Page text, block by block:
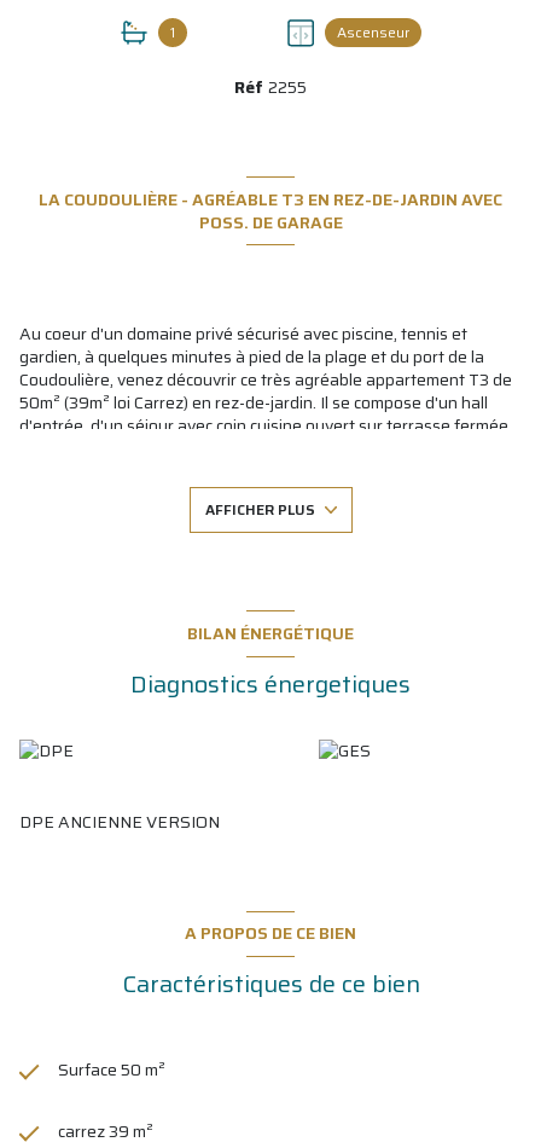
1 Ascenseur
Réf 2255
LA COUDOULIÈRE - AGRÉABLE T3 EN REZ-DE-JARDIN AVEC
POSS. DE GARAGE
Au coeur d'un domaine privé sécurisé avec piscine, tennis et
gardien, à quelques minutes à pied de la plage et du port de la
Coudoulière, venez découvrir ce très agréable appartement T3 de
50m² (39m² loi Carrez) en rez-de-jardin. Il se compose d'un hall
d'entrée, d'un séjour avec coin cuisine ouvert sur terrasse fermée
collectif. Possibilité de garage en sus. Idéal résidence secondaire /
investissement locatif. A voir sans tarder!
AFFICHER PLUS
BILAN ÉNERGÉTIQUE
Diagnostics énergetiques
DPE ANCIENNE VERSION
A PROPOS DE CE BIEN
Caractéristiques de ce bien
Surface 50 m²
carrez 39 m²